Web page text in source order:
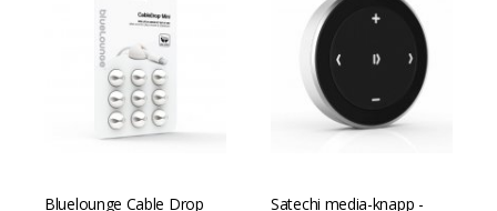
Bluelounge Cable Drop
Satechi media-knapp -